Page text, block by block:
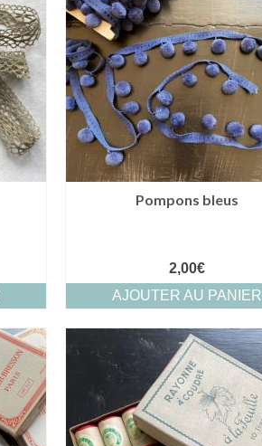
Pompons bleus
2,00€
AJOUTER AU PANIER